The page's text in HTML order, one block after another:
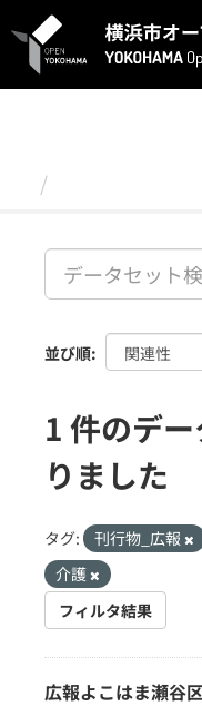
キ
並び順
1 件のデ
りました
タグ: 刊行物_広報
介護
フィルタ結果
広報よこはま瀬谷